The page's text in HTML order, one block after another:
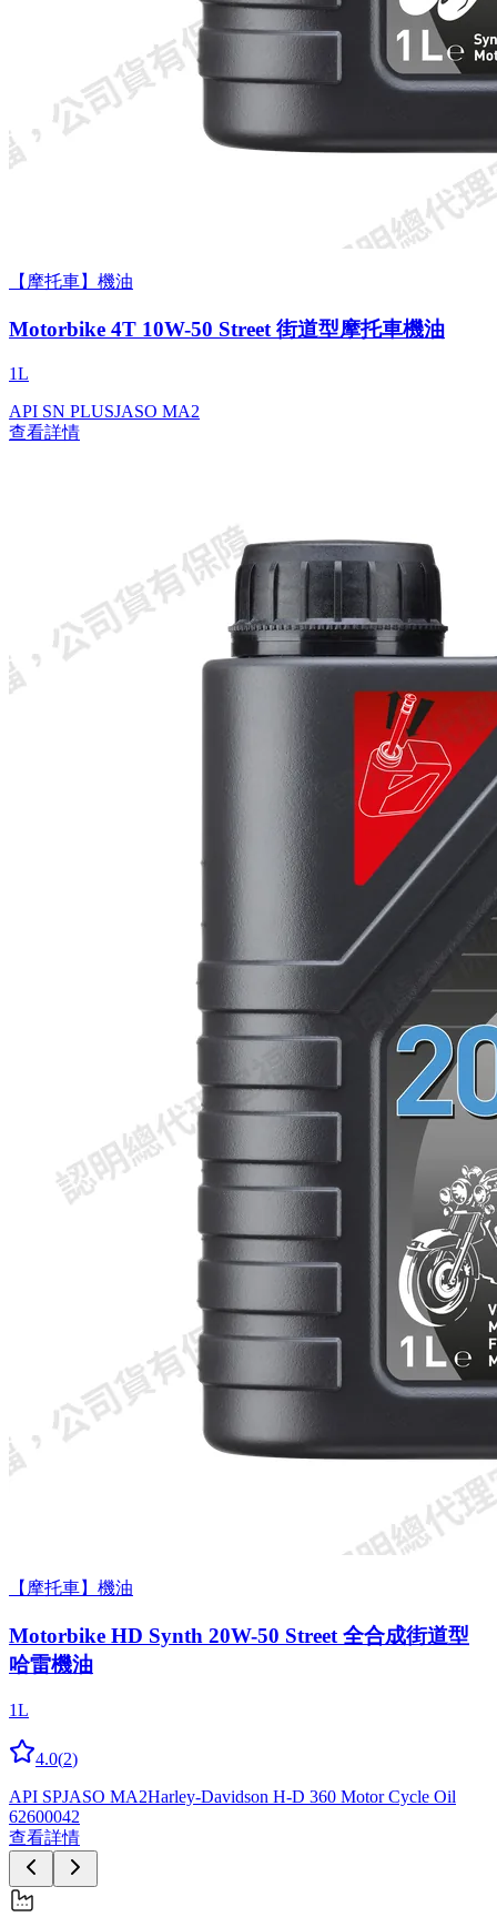
【摩托車】機油
Motorbike 4T 10W-50 Street 街道型摩托車機油
1L
API SN PLUSJASO MA2
查看詳情
【摩托車】機油
Motorbike HD Synth 20W-50 Street 全合成街道型
哈雷機油
1L
4.0(2)
API SPJASO MA2Harley-Davidson H-D 360 Motor Cycle Oil
62600042
查看詳情